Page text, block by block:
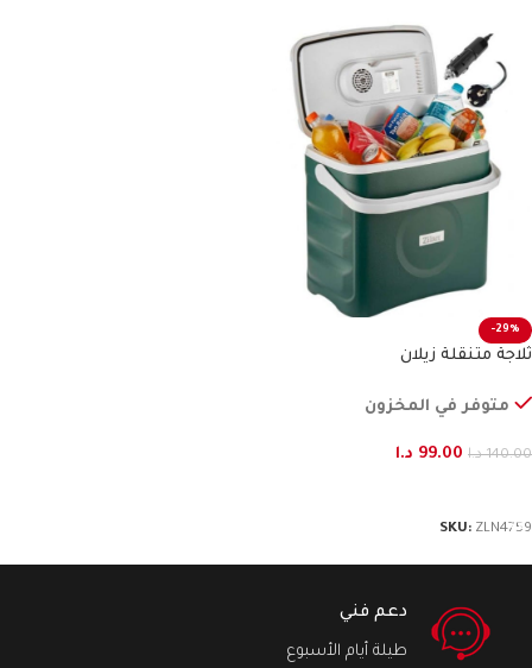
-29%
ثلاجة متنقلة زيلان
متوفر في المخزون
140.00 د.ا 99.00 د.ا
SKU: ZLN4759
دعم فني
طيلة أيام الأسبوع